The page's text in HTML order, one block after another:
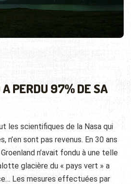
A PERDU 97% DE SA
les scientifiques de la Nasa qui
n’en sont pas revenus. En 30 ans
n’avait fondu à une telle
glacière du « pays vert » a
Les mesures effectuées par